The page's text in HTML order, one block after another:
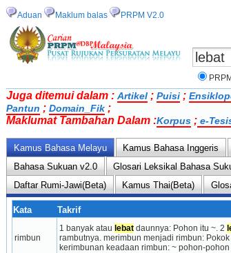
Aduan Maklum balas PRPM V2.0
PRPM
Juga ditemui dalam : Artikel ; Puisi ;
Pantun ; Domain_Fik ;
Maklumat Tambahan Dalam :Korpus ; e-
Kamus Bahasa Melayu Kamus Bahasa Inggeris
Bahasa Sukuan v2.0
Glosari Leksikal Bahasa
Daftar Rumi-Jawi(Beta)
Kamus Thai(Beta)
Kata Takrif
rimbun
1 banyak atau lebat daunnya: Pohon itu ~. 2
rambutnya. merimbun menjadi rimbun:
kerimbunan keadaan rimbun: ~ pohon-